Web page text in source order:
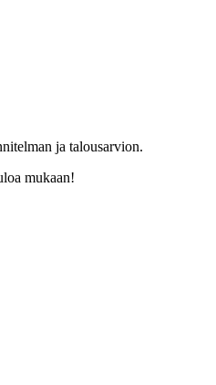
ja talousarvion.
mukaan!